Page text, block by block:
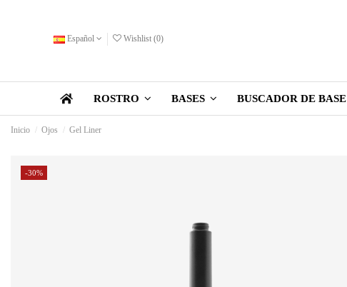
Español Wishlist (0)
ROSTRO BASES BUSCADOR DE BASE
Inicio Ojos Gel Liner
-30%